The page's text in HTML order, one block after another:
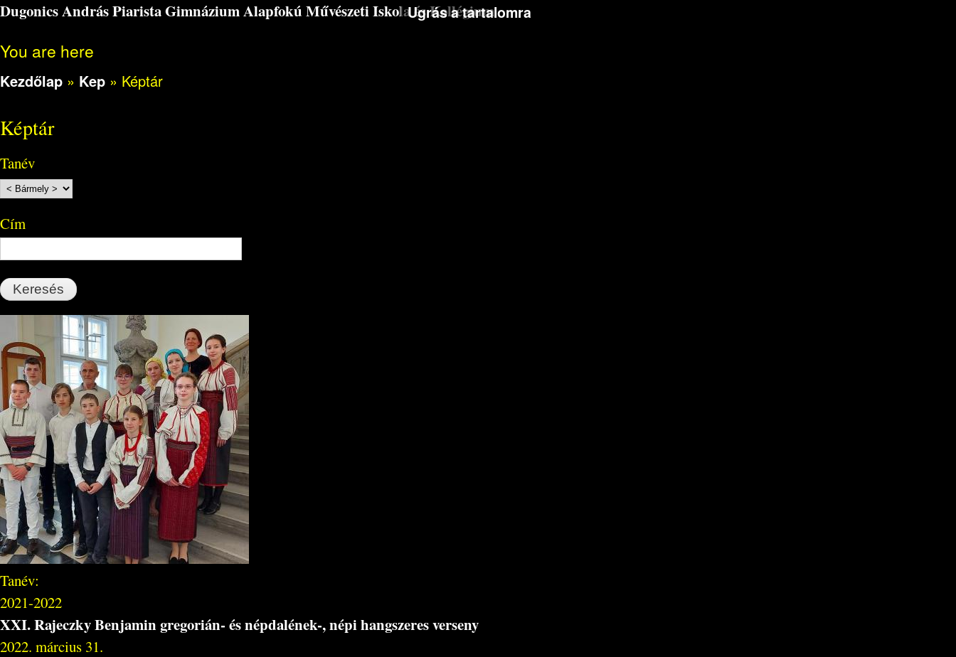
Ugrás a tartalomra
Dugonics András Piarista Gimnázium Alapfokú Művészeti Iskola és Kollégium
You are here
Kezdőlap » Kep » Képtár
Képtár
Tanév
Cím
Tanév:
2021-2022
XXI. Rajeczky Benjamin gregorián- és népdalének-, népi hangszeres verseny
2022. március 31.